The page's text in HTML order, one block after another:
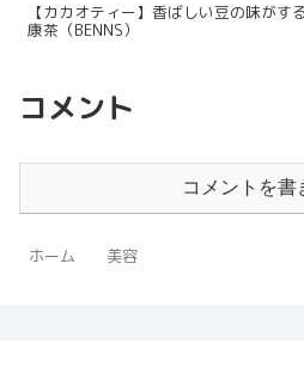
【カカオティー】香ばしい豆の味がす
康茶（BENNS）
コメント
コメントを書
ホーム 美容